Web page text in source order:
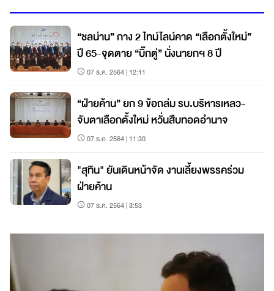
“ชลน่าน” กาง 2 ไทม์ไลน์คาด “เลือกตั้งใหม่”
ปี 65-จุดตาย “บิ๊กตู่” นั่งนายกฯ 8 ปี
07 ธ.ค. 2564 | 12:11
“ฝ่ายค้าน” ยก 9 ข้อถล่ม รบ.บริหารเหลว-
จับตาเลือกตั้งใหม่ หวั่นสืบทอดอำนาจ
07 ธ.ค. 2564 | 11:30
"สุทิน" ยันเดินหน้าจัด งานเลี้ยงพรรคร่วม
ฝ่ายค้าน
07 ธ.ค. 2564 | 3:53